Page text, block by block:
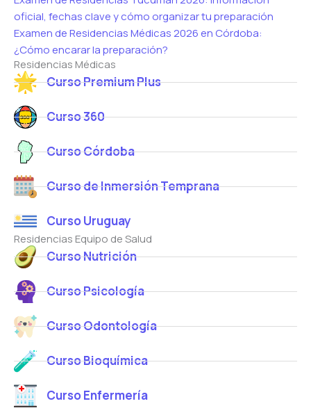
oficial, fechas clave y cómo organizar tu preparación
Examen de Residencias Médicas 2026 en Córdoba:
¿Cómo encarar la preparación?
Residencias Médicas
Curso Premium Plus
Curso 360
Curso Córdoba
Curso de Inmersión Temprana
Curso Uruguay
Residencias Equipo de Salud
Curso Nutrición
Curso Psicología
Curso Odontología
Curso Bioquímica
Curso Enfermería